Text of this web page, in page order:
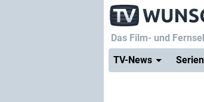
Das Film- und
TV-News
Serien